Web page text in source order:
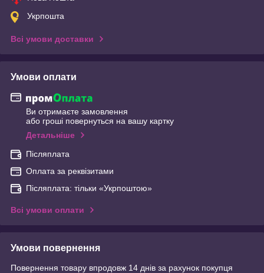
Укрпошта
Всі умови доставки
Умови оплати
Ви отримаєте замовлення
або гроші повернуться на вашу картку
Детальніше
Післяплата
Оплата за реквізитами
Післяплата: тільки «Укрпоштою»
Всі умови оплати
Умови повернення
Повернення товару впродовж 14 днів за рахунок покупця